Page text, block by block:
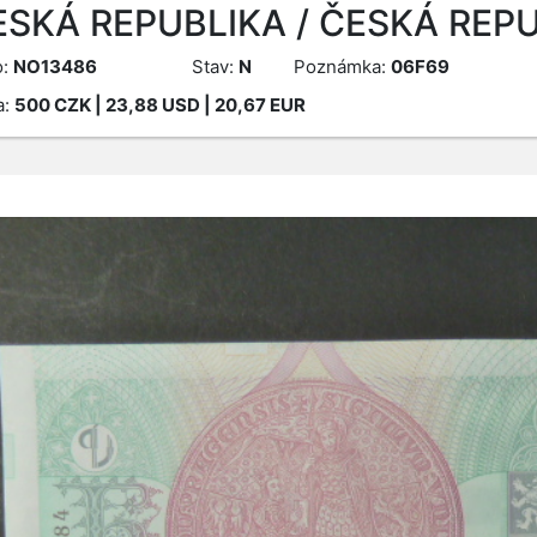
REPUBLIKA / ČESKÁ
NO13486 Stav: N Poznámka: 06F69
500CZK| 23,88 USD | 20,67 EUR